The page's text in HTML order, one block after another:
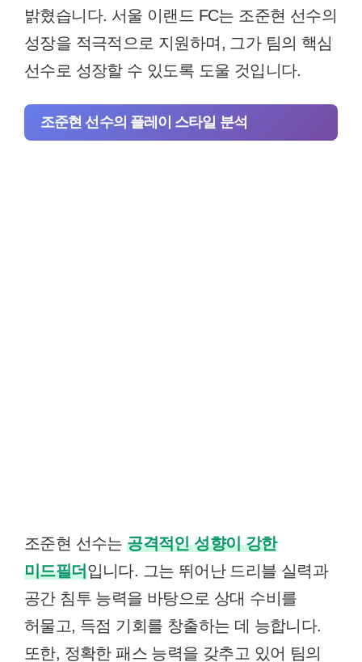
밝혔습니다. 서울 이랜드 FC는 조준현 선수의
성장을 적극적으로 지원하며, 그가 팀의 핵심
선수로 성장할 수 있도록 도울 것입니다.
조준현 선수의 플레이 스타일 분석
조준현 선수는공격적인 성향이 강한
미드필더입니다. 그는 뛰어난 드리블 실력과
공간 침투 능력을 바탕으로 상대 수비를
허물고, 득점 기회를 창출하는 데 능합니다.
또한, 정확한 패스 능력을 갖추고 있어 팀의